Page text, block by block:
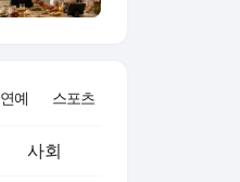
연예 스포츠
사회